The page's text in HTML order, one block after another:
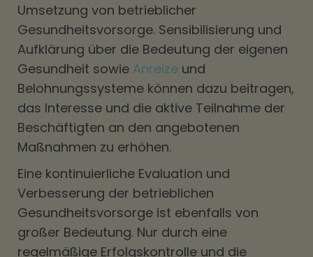
Umsetzung von betrieblicher
Gesundheitsvorsorge. Sensibilisierung und
Aufklärung über die Bedeutung der eigenen
Gesundheit sowie Anreize und
Belohnungssysteme können dazu beitragen,
das Interesse und die aktive Teilnahme der
Beschäftigten an den angebotenen
Maßnahmen zu erhöhen.
Eine kontinuierliche Evaluation und
Verbesserung der betrieblichen
Gesundheitsvorsorge ist ebenfalls von
großer Bedeutung. Nur durch eine
regelmäßige Erfolgskontrolle und die